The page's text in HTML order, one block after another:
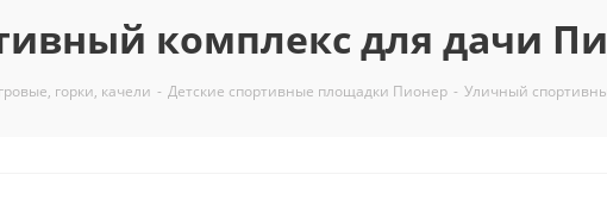
комплекс для дачи
горки, качели - Детские спортивные площадки Пионер - Уличный